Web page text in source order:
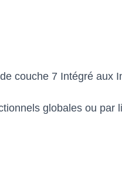
couche 7 Intégré aux
globales ou par